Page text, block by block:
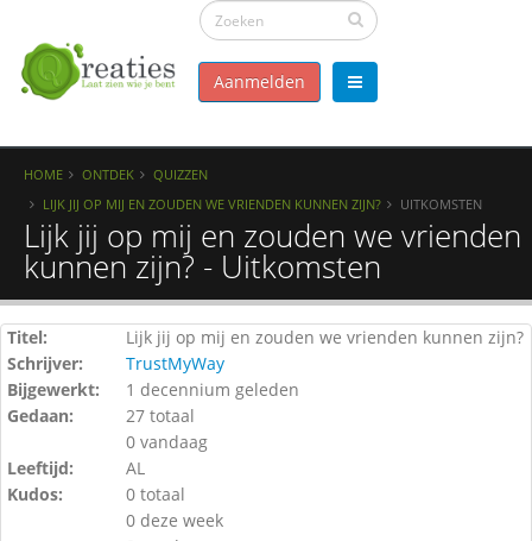
Aanmelden
HOME ONTDEK
QUIZZEN
LIJK JIJ OP MIJ EN ZOUDEN WE VRIENDEN KUNNEN ZIJN?
UITKOMSTEN
Lijk jij op mij en zouden we vrienden
kunnen zijn? - Uitkomsten
Titel:
Lijk jij op mij en zouden we vrienden kunnen zijn?
Schrijver:
TrustMyWay
Bijgewerkt:
1 decennium geleden
Gedaan:
27 totaal
0 vandaag
Leeftijd:
AL
Kudos:
0 totaal
0 deze week